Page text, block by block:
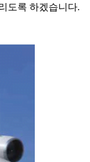
도록 하겠습니다.